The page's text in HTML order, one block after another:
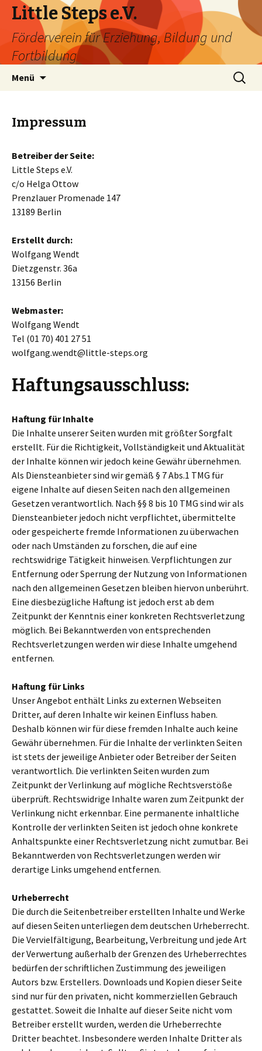
Little Steps e.V.
Förderverein für Erziehung, Bildung und
Fortbildung
Menü
Suchen
nach:
Impressum
Betreiber der Seite:
Little Steps e.V.
c/o Helga Ottow
Prenzlauer Promenade 147
13189 Berlin
Erstellt durch:
Wolfgang Wendt
Dietzgenstr. 36a
13156 Berlin
Webmaster:
Wolfgang Wendt
Tel (01 70) 401 27 51
wolfgang.wendt@little-steps.org
Haftungsausschluss:
Haftung für Inhalte
Die Inhalte unserer Seiten wurden mit größter Sorgfalt
erstellt. Für die Richtigkeit, Vollständigkeit und Aktualität
der Inhalte können wir jedoch keine Gewähr übernehmen.
Als Diensteanbieter sind wir gemäß § 7 Abs.1 TMG für
eigene Inhalte auf diesen Seiten nach den allgemeinen
Gesetzen verantwortlich. Nach §§ 8 bis 10 TMG sind wir als
Diensteanbieter jedoch nicht verpflichtet, übermittelte
oder gespeicherte fremde Informationen zu überwachen
oder nach Umständen zu forschen, die auf eine
rechtswidrige Tätigkeit hinweisen. Verpflichtungen zur
Entfernung oder Sperrung der Nutzung von Informationen
nach den allgemeinen Gesetzen bleiben hiervon unberührt.
Eine diesbezügliche Haftung ist jedoch erst ab dem
Zeitpunkt der Kenntnis einer konkreten Rechtsverletzung
möglich. Bei Bekanntwerden von entsprechenden
Rechtsverletzungen werden wir diese Inhalte umgehend
entfernen.
Haftung für Links
Unser Angebot enthält Links zu externen Webseiten
Dritter, auf deren Inhalte wir keinen Einfluss haben.
Deshalb können wir für diese fremden Inhalte auch keine
Gewähr übernehmen. Für die Inhalte der verlinkten Seiten
ist stets der jeweilige Anbieter oder Betreiber der Seiten
verantwortlich. Die verlinkten Seiten wurden zum
Zeitpunkt der Verlinkung auf mögliche Rechtsverstöße
überprüft. Rechtswidrige Inhalte waren zum Zeitpunkt der
Verlinkung nicht erkennbar. Eine permanente inhaltliche
Kontrolle der verlinkten Seiten ist jedoch ohne konkrete
Anhaltspunkte einer Rechtsverletzung nicht zumutbar. Bei
Bekanntwerden von Rechtsverletzungen werden wir
derartige Links umgehend entfernen.
Urheberrecht
Die durch die Seitenbetreiber erstellten Inhalte und Werke
auf diesen Seiten unterliegen dem deutschen Urheberrecht.
Die Vervielfältigung, Bearbeitung, Verbreitung und jede Art
der Verwertung außerhalb der Grenzen des Urheberrechtes
bedürfen der schriftlichen Zustimmung des jeweiligen
Autors bzw. Erstellers. Downloads und Kopien dieser Seite
sind nur für den privaten, nicht kommerziellen Gebrauch
gestattet. Soweit die Inhalte auf dieser Seite nicht vom
Betreiber erstellt wurden, werden die Urheberrechte
Dritter beachtet. Insbesondere werden Inhalte Dritter als